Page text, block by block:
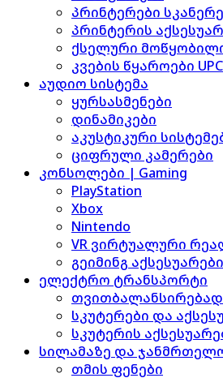
პრინტერები
პრინტერის
ქსელური
კვების წყაროები UPC
აუდიო სისტემა
ყურსასმენები
დინამიკები
აკუსტიკური
ციფრული კამერები
კონსოლები | Gaming
PlayStation
Xbox
Nintendo
VR ვირტუალური
გეიმინგ აქსესუარები
ელექტრო ტრანსპორტი
სკუტერები და
სკუტერის
სილამაზე და
თმის ფენები